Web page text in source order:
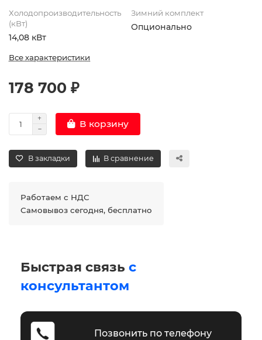
Холодопроизводительность
(кВт)
14,08 кВт
Зимний комплект
Опционально
Все характеристики
178 700 ₽
В корзину
В закладки В сравнение
Работаем с НДС
Самовывоз сегодня, бесплатно
Быстрая связь с
консультантом
Позвонить по телефону